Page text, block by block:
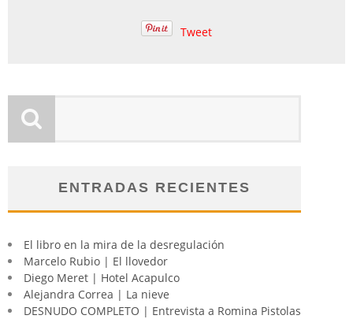
Tweet
ENTRADAS RECIENTES
El libro en la mira de la desregulación
Marcelo Rubio | El llovedor
Diego Meret | Hotel Acapulco
Alejandra Correa | La nieve
DESNUDO COMPLETO | Entrevista a Romina Pistolas